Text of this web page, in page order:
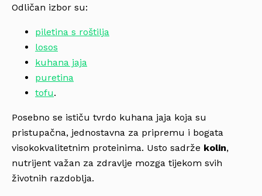
Odličan izbor su:
piletina s roštilja
losos
kuhana jaja
puretina
tofu.
Posebno se ističu tvrdo kuhana jaja koja su
pristupačna, jednostavna za pripremu i bogata
visokokvalitetnim proteinima. Usto sadrže kolin,
nutrijent važan za zdravlje mozga tijekom svih
životnih razdoblja.